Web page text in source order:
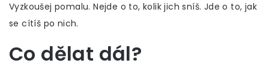
Vyzkoušej pomalu. Nejde o to, kolik jich sníš. Jde o to, jak
se cítíš po nich.
Co dělat dál?